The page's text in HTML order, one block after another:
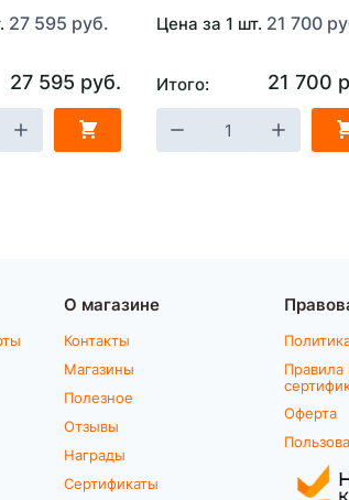
27 595 руб.
27 595 руб.
Цена за 1 шт. 21 700
Итого: 21 700
О магазине
Контакты
Магазины
Полезное
Отзывы
Награды
Сертификаты
Правила
Оферта